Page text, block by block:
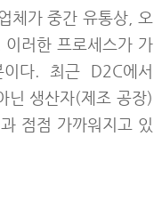
체가 중간 유통상, 오
러한 프로세스가 가
다. 최근 D2C에서
생산자(제조 공장)
점점 가까워지고 있